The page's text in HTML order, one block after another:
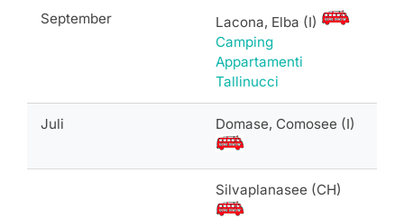
September
Lacona, Elba (I)
Camping
Appartamenti
Tallinucci
Juli Domase, Comosee (I)
Silvaplanasee (CH)